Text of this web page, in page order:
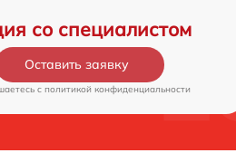
со специалистом
Оставить заявку
c политикой конфиденциальности